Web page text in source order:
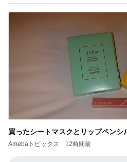
買ったシートマスクとリップペンシ
Amebaトピックス 12時間前